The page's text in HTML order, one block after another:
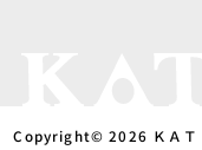
Copyright© 2026 ＫＡＴ